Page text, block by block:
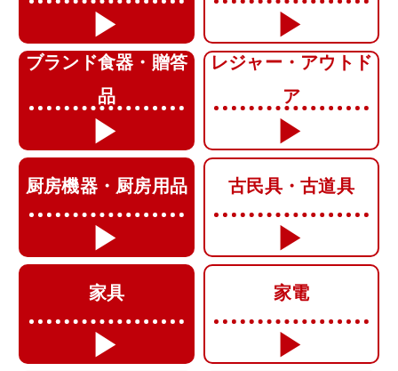
ブランド食器・贈答
品
レジャー・アウトド
ア
厨房機器・厨房用品 古民具・古道具
家具 家電